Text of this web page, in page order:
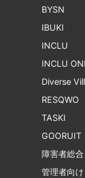
BYSN
IBUKI
INCLU
INCLU
Diverse
RESQWO
TASKI
GOORUIT
障害者総
管理者向